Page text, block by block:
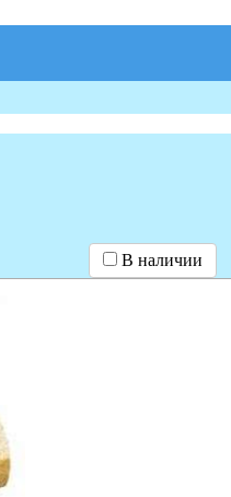
В наличии